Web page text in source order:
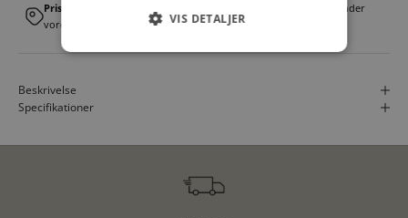
Prismatch
│Vi tilbyder landsdækkende prisgaranti. Læs mere under
vores FAQ
Beskrivelse
Specifikationer
VIS DETALJER